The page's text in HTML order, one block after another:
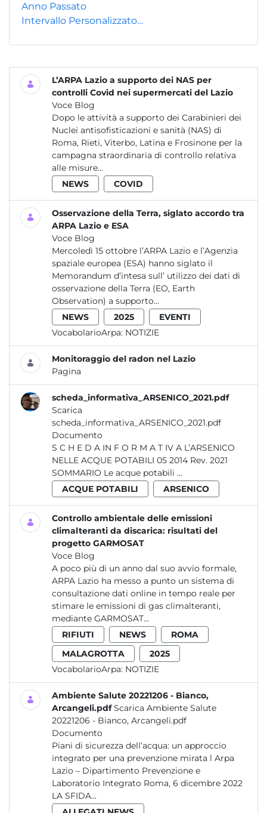
Anno Passato
Intervallo Personalizzato…
L’ARPA Lazio a supporto dei NAS per
controlli Covid nei supermercati del Lazio
Voce Blog
Dopo le attività a supporto dei Carabinieri dei
Nuclei antisofisticazioni e sanità (NAS) di
Roma, Rieti, Viterbo, Latina e Frosinone per la
campagna straordinaria di controllo relativa
alle misure...
NEWS
COVID
Osservazione della Terra, siglato accordo tra
ARPA Lazio e ESA
Voce Blog
Mercoledì 15 ottobre l’ARPA Lazio e l’Agenzia
spaziale europea (ESA) hanno siglato il
Memorandum d’intesa sull’ utilizzo dei dati di
osservazione della Terra (EO, Earth
Observation) a supporto...
NEWS
2025
EVENTI
VocabolarioArpa: NOTIZIE
Monitoraggio del radon nel Lazio
Pagina
scheda_informativa_ARSENICO_2021.pdf
Scarica
scheda_informativa_ARSENICO_2021.pdf
Documento
S C H E D A IN F O R M A T IV A L’ARSENICO
NELLE ACQUE POTABILI 05 2014 Rev. 2021
SOMMARIO Le acque potabili ...
ACQUE POTABILI
ARSENICO
Controllo ambientale delle emissioni
climalteranti da discarica: risultati del
progetto GARMOSAT
Voce Blog
A poco più di un anno dal suo avvio formale,
ARPA Lazio ha messo a punto un sistema di
consultazione dati online in tempo reale per
stimare le emissioni di gas climalteranti,
mediante GARMOSAT...
RIFIUTI
NEWS
ROMA
MALAGROTTA
2025
VocabolarioArpa: NOTIZIE
Ambiente Salute 20221206 - Bianco,
Arcangeli.pdf Scarica Ambiente Salute
20221206 - Bianco, Arcangeli.pdf
Documento
Piani di sicurezza dell’acqua: un approccio
integrato per una prevenzione mirata l Arpa
Lazio – Dipartimento Prevenzione e
Laboratorio Integrato Roma, 6 dicembre 2022
LA SFIDA...